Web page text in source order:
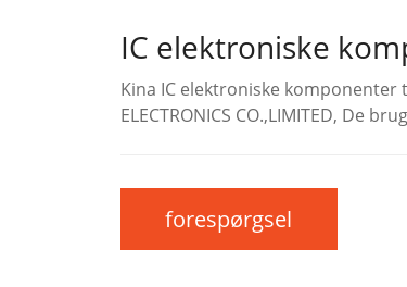
IC elektroniske
Kina IC elektroniske komponenter
ELECTRONICS CO.,LIMITED, De
forespørgsel